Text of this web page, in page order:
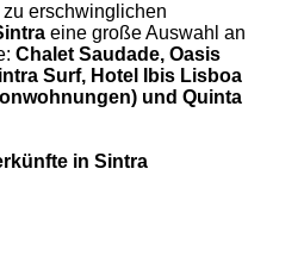
erschwinglichen
eine große Auswahl an
Chalet Saudade, Oasis
Surf, Hotel Ibis Lisboa
und Quinta
in Sintra